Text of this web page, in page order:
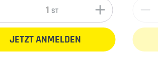
ST
JETZT ANMELDEN